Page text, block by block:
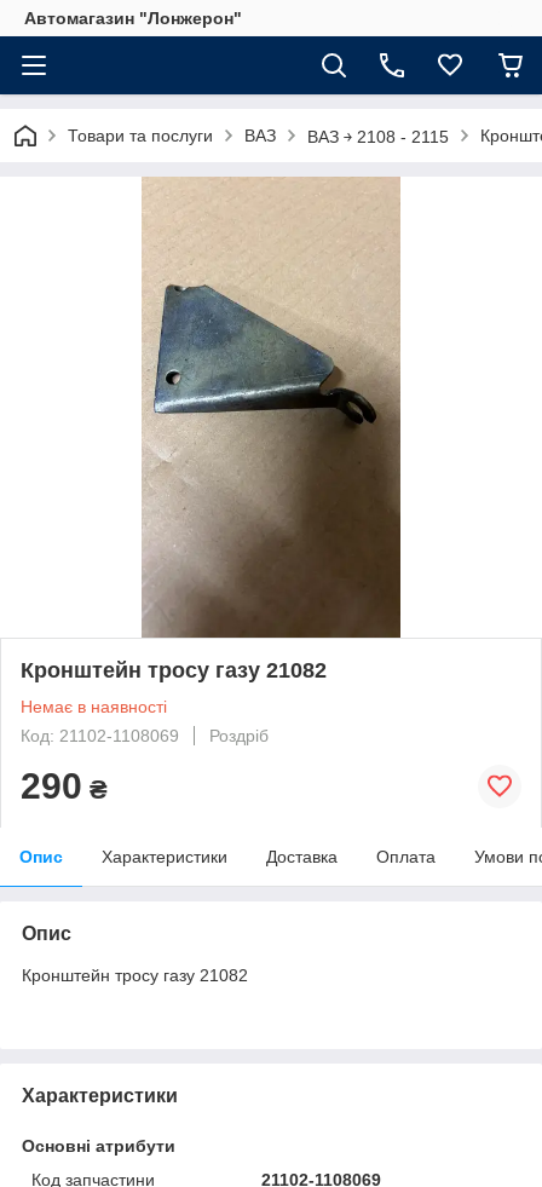
Автомагазин "Лонжерон"
Товари та послуги ВАЗ ВАЗ ￫ 2108 - 2115
Кронштейн тросу газу 21082
Немає в наявності
Код: 21102-1108069
Роздріб
290 ₴
Опис Характеристики Доставка Оплата Умови
Опис
Кронштейн тросу газу 21082
Характеристики
Основні атрибути
Код запчастини
21102-1108069